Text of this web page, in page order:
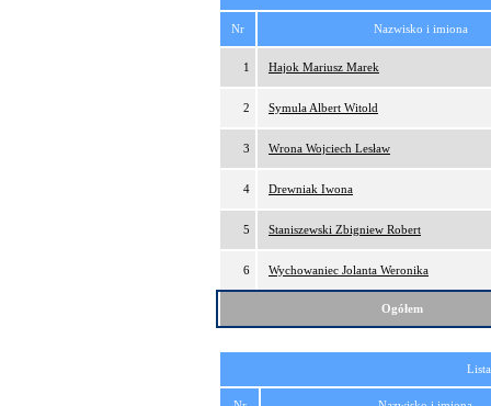
Nr Nazwisko i imiona
1 Hajok Mariusz Marek
2 Symula Albert Witold
3 Wrona Wojciech Lesław
4 Drewniak Iwona
5 Staniszewski Zbigniew Robert
6 Wychowaniec Jolanta Weronika
Ogółem